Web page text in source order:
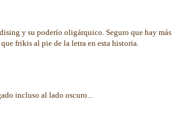
y su poderío oligárquico. Seguro que hay más
frikis al pie de la letra en esta historia.
incluso al lado oscuro...